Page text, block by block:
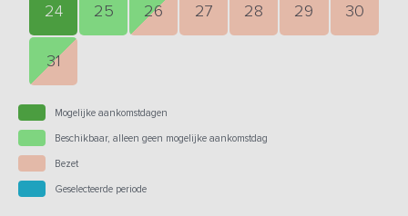
24 25 26 27 28 29 30
31
Mogelijke aankomstdagen
Beschikbaar, alleen geen mogelijke aankomstdag
Bezet
Geselecteerde periode